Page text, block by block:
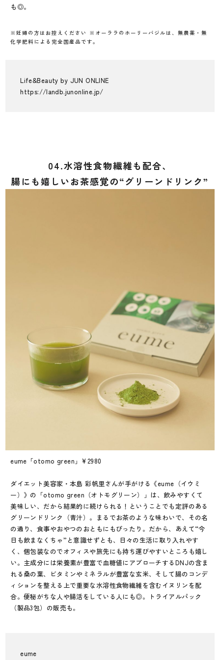
も◎。
※妊婦の方はお控えください ※オーララのホーリーバジルは、無農薬・無
化学肥料による完全国産品です。
Life&Beauty by JUN ONLINE
https://landb.junonline.jp/
04.水溶性食物繊維も配合、
腸にも嬉しいお茶感覚の“グリーンドリンク”
eume「otomo green」¥2980
ダイエット美容家・本島 彩帆里さんが手がける《eume（イウミ
ー）》の「otomo green（オトモグリーン）」は、飲みやすくて
美味しい、だから結果的に続けられる！ということでも定評のある
グリーンドリンク（青汁）。まるでお茶のような味わいで、その名
の通り、食事やおやつのおともにもぴったり。だから、あえて“今
日も飲まなくちゃ”と意識せずとも、日々の生活に取り入れやす
く、個包装なのでオフィスや旅先にも持ち運びやすいところも嬉し
い。主成分には栄養素が豊富で血糖値にアプローチするDNJの含ま
れる桑の葉、ビタミンやミネラルが豊富な玄米、そして腸のコンデ
ィションを整える上で重要な水溶性食物繊維を含むイヌリンを配
合。便秘がちな人や腸活をしている人にも◎。トライアルパック
（製品3包）の販売も。
eume